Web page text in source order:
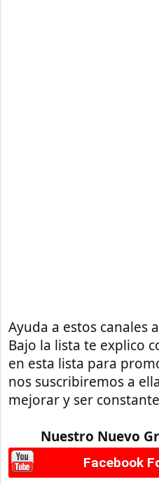
Ayuda a estos canales
Bajo la lista te explico
en esta lista para
nos suscribiremos a
mejorar y ser
Nuestro Nuevo
Facebook